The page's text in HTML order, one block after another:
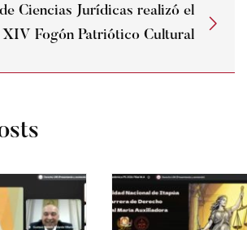
Ciencias Jurídicas realizó el
XIV Fogón Patriótico Cultural